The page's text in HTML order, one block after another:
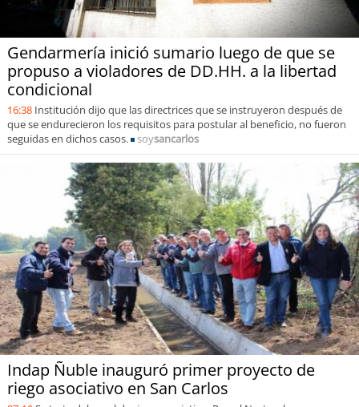
Gendarmería inició sumario luego de que se
propuso a violadores de DD.HH. a la libertad
condicional
16:38 Institución dijo que las directrices que se instruyeron después de
que se endurecieron los requisitos para postular al beneficio, no fueron
seguidas en dichos casos.
soysancarlos
Indap Ñuble inauguró primer proyecto de
riego asociativo en San Carlos